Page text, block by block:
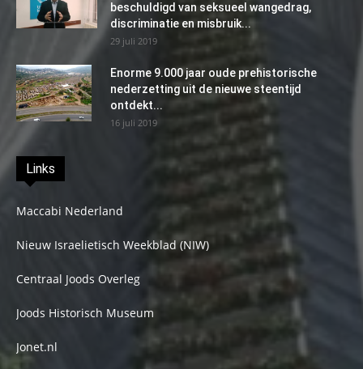
beschuldigd van seksueel wangedrag,
discriminatie en misbruik...
29 juli 2019
Enorme 9.000 jaar oude prehistorische
nederzetting uit de nieuwe steentijd
ontdekt...
16 juli 2019
Links
Maccabi Nederland
Nieuw Israelietisch Weekblad (NIW)
Centraal Joods Overleg
Joods Historisch Museum
Jonet.nl